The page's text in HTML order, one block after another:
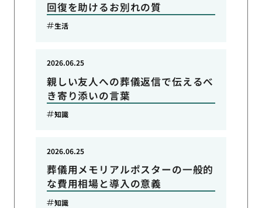
回復を助けるお別れの質
生活
親しい友人への葬儀返信で伝えるべ
き寄り添いの言葉
2026.06.25
知識
葬儀用メモリアルポスターの一般的
な費用相場と導入の意義
2026.06.25
知識